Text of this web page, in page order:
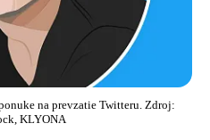
na prevzatie Twitteru. Zdroj:
KLYONA